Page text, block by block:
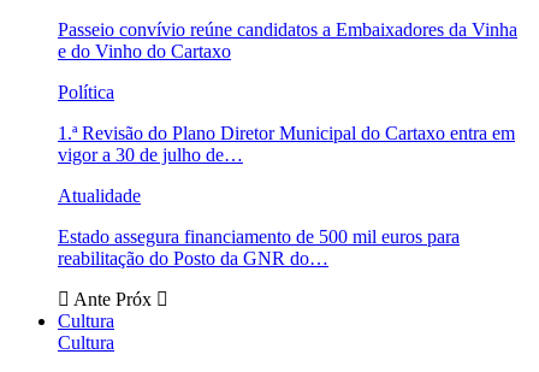
Passeio convívio reúne candidatos a Embaixadores da Vinha
e do Vinho do Cartaxo
Política
1.ª Revisão do Plano Diretor Municipal do Cartaxo entra em
vigor a 30 de julho de…
Atualidade
Estado assegura financiamento de 500 mil euros para
reabilitação do Posto da GNR do…
Ante Próx
Cultura
Cultura